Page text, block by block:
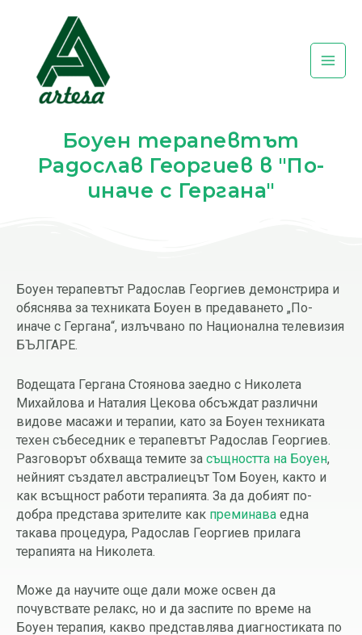
Боуен терапевтът
Радослав Георгиев в "По-
иначе с Гергана"
Боуен терапевтът Радослав Георгиев демонстрира и
обяснява за техниката Боуен в предаването „По-
иначе с Гергана“, излъчвано по Национална телевизия
БЪЛГАРЕ.
Водещата Гергана Стоянова заедно с Николета
Михайлова и Наталия Цекова обсъждат различни
видове масажи и терапии, като за Боуен техниката
техен събеседник е терапевтът Радослав Георгиев.
Разговорът обхваща темите за същността на Боуен,
нейният създател австралиецът Том Боуен, както и
как всъщност работи терапията. За да добият по-
добра представа зрителите как преминава една
такава процедура, Радослав Георгиев прилага
терапията на Николета.
Може да научите още дали може освен да
почувствате релакс, но и да заспите по време на
Боуен терапия, какво представлява диагностиката по